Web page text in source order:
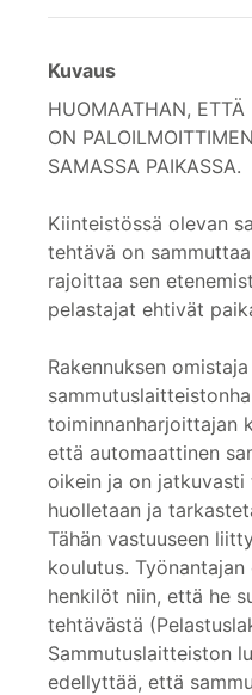
Kuvaus
HUOMAATHAN, ETTÄ
ON
SAMASSA PAIKASSA.
Kiinteistössä olevan
tehtävä on
rajoittaa sen
pelastajat ehtivät
Rakennuksen
toiminnanharjoittajan
että automaattinen
oikein ja on jatkuvasti
huolletaan ja
Tähän vastuuseen
koulutus.
henkilöt niin, että he
tehtävästä
Sammutuslaitteiston
edellyttää, että